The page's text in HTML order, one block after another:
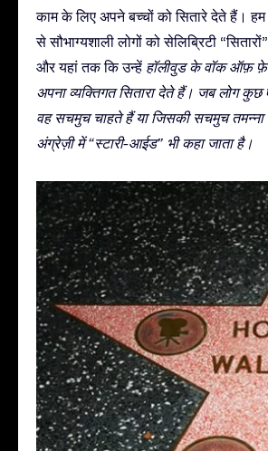
काम के लिए अपने बच्चों को सितारे देते हैं। हम
से सौभाग्यशाली लोगों को सेलिब्रिटी
और यहां तक कि उन्हें हॉलीवुड के वॉक ऑफ़
अपना व्यक्तिगत सितारा देते हैं। जब लोग
वह सचमुच चाहते हैं या जिसकी सचमुच तमन्ना
अंग्रेज़ी में “स्टारी-आईड” भी कहा जाता है।